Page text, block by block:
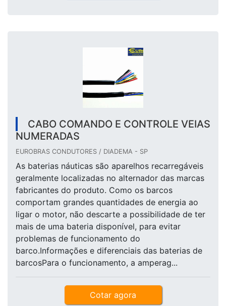
CABO COMANDO E CONTROLE VEIAS
NUMERADAS
EUROBRAS CONDUTORES / DIADEMA - SP
As baterias náuticas são aparelhos recarregáveis
geralmente localizadas no alternador das marcas
fabricantes do produto. Como os barcos
comportam grandes quantidades de energia ao
ligar o motor, não descarte a possibilidade de ter
mais de uma bateria disponível, para evitar
problemas de funcionamento do
barco.Informações e diferenciais das baterias de
barcosPara o funcionamento, a amperag...
Cotar agora